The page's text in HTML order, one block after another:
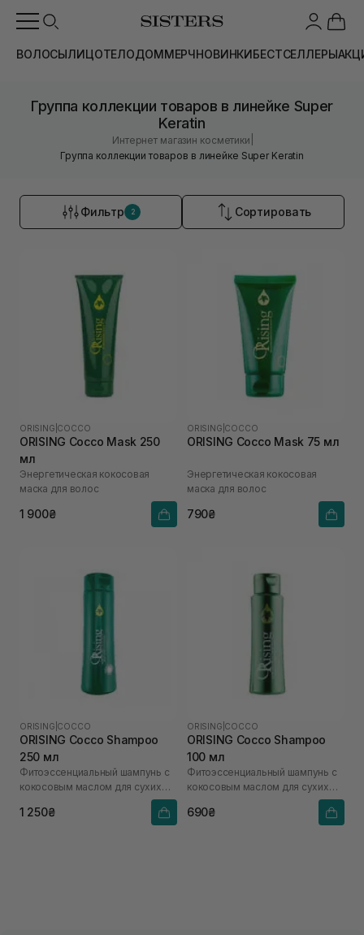
ВОЛОСЫЛИЦОТЕЛОДОММЕРЧНОВИНКИБЕСТСЕЛЛЕРЫ
Группа коллекции товаров в линейке Super
Keratin
Интернет магазин косметики
Группа коллекции товаров в линейке Super Keratin
Фильтр 2 Сортировать
ORISING COCCO
ORISING Cocco Mask 250
мл
Энергетическая кокосовая
маска для волос
1 900₴
ORISING COCCO
ORISING Cocco Mask 75 мл
Энергетическая кокосовая
маска для волос
790₴
ORISING COCCO
ORISING Cocco Shampoo
250 мл
Фитоэссенциальный шампунь с
кокосовым маслом для сухих
1 250₴
ORISING COCCO
ORISING Cocco Shampoo
100 мл
Фитоэссенциальный шампунь с
кокосовым маслом для сухих
690₴